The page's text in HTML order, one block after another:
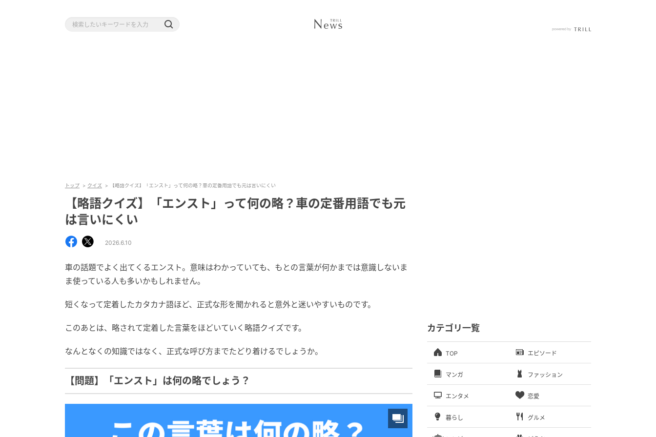
トップ クイズ 【略語クイズ】「エンスト」って何の略？車の定番用語でも元は言いにくい
【略語クイズ】「エンスト」って何の略？車の定番用語でも元
は言いにくい
2026.6.10
車の話題でよく出てくるエンスト。意味はわかっていても、もとの言葉が何かまでは意識しないま
ま使っている人も多いかもしれません。
短くなって定着したカタカナ語ほど、正式な形を聞かれると意外と迷いやすいものです。
このあとは、略されて定着した言葉をほどいていく略語クイズです。
なんとなくの知識ではなく、正式な呼び方までたどり着けるでしょうか。
【問題】「エンスト」は何の略でしょう？
カテゴリ一覧
TOP エピソード
マンガ ファッション
エンタメ 恋愛
暮らし グルメ